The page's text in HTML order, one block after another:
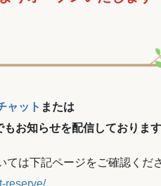
ャット または
もお知らせを配信しております
ては下記ページをご確認くだ
reserve/